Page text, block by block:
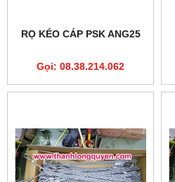
RỌ KÉO CÁP PSK ANG25
Gọi: 08.38.214.062